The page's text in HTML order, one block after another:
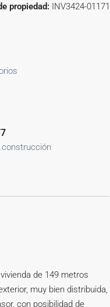
propiedad: INV3424-01171
construcción
de 149 metros
muy bien distribuida,
con posibilidad de